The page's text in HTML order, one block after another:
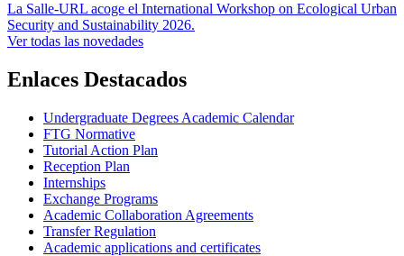
La Salle-URL acoge el International Workshop on Ecological Urban
Security and Sustainability 2026.
Ver todas las novedades
Enlaces Destacados
Undergraduate Degrees Academic Calendar
FTG Normative
Tutorial Action Plan
Reception Plan
Internships
Exchange Programs
Academic Collaboration Agreements
Transfer Regulation
Academic applications and certificates